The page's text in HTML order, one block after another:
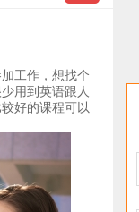
工作，想找个
用到英语跟人
好的课程可以